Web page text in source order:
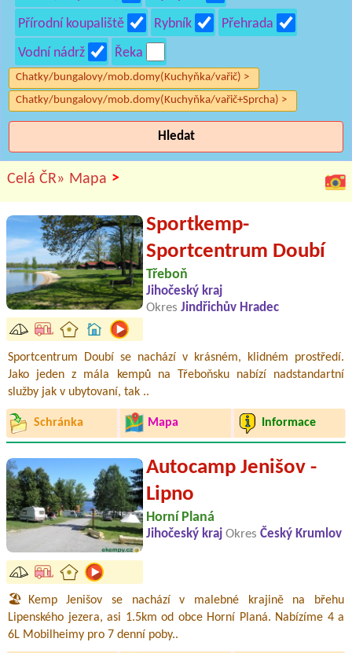
Přírodní koupaliště
Rybník
Přehrada
Vodní nádrž
Řeka
Chatky/bungalovy/mob.domy(Kuchyňka/vařič) >
Chatky/bungalovy/mob.domy(Kuchyňka/vařič+Sprcha) >
Hledat
Celá ČR» Mapa >
Sportkemp-
Sportcentrum Doubí
Třeboň
Jihočeský kraj
Okres Jindřichův Hradec
Sportcentrum Doubí se nachází v krásném, klidném prostředí.
Jako jeden z mála kempů na Třeboňsku nabízí nadstandartní
služby jak v ubytovaní, tak ..
Schránka Mapa Informace
Autocamp Jenišov -
Lipno
Horní Planá
Jihočeský kraj Okres Český Krumlov
🏖️Kemp Jenišov se nachází v malebné krajině na břehu
Lipenského jezera, asi 1.5km od obce Horní Planá. Nabízíme 4 a
6L Mobilheimy pro 7 denní poby..